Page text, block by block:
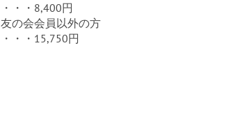
・・・8,400円
友の会会員以外の方
・・・15,750円